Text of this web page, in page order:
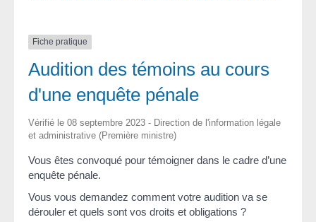
Fiche pratique
Audition des témoins au cours
d'une enquête pénale
Vérifié le 08 septembre 2023 - Direction de l'information légale
et administrative (Première ministre)
Vous êtes convoqué pour témoigner dans le cadre d’une
enquête pénale.
Vous vous demandez comment votre audition va se
dérouler et quels sont vos droits et obligations ?